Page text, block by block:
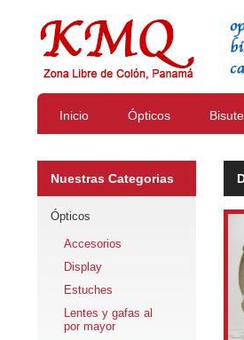
Inicio Ópticos
Nuestras Categorias
Ópticos
Accesorios
Display
Estuches
Lentes y gafas al
por mayor